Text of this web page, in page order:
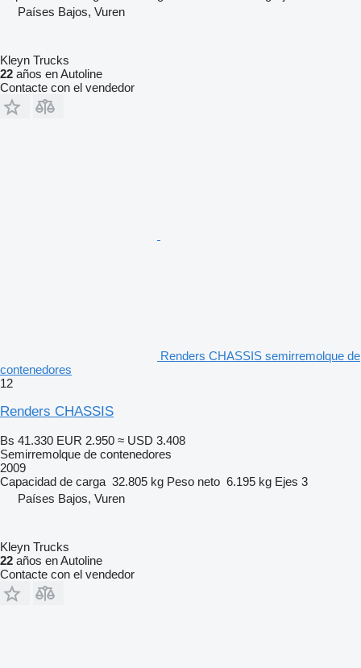
Países Bajos, Vuren
Kleyn Trucks
22 años en Autoline
Contacte con el vendedor
Renders CHASSIS semirremolque de
contenedores
12
Renders CHASSIS
Bs 41.330 EUR 2.950 ≈ USD 3.408
Semirremolque de contenedores
2009
Capacidad de carga 32.805 kg Peso neto 6.195 kg Ejes 3
Países Bajos, Vuren
Kleyn Trucks
22 años en Autoline
Contacte con el vendedor